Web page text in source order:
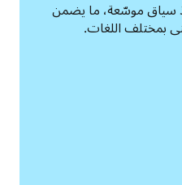
بمختلف اللغات.